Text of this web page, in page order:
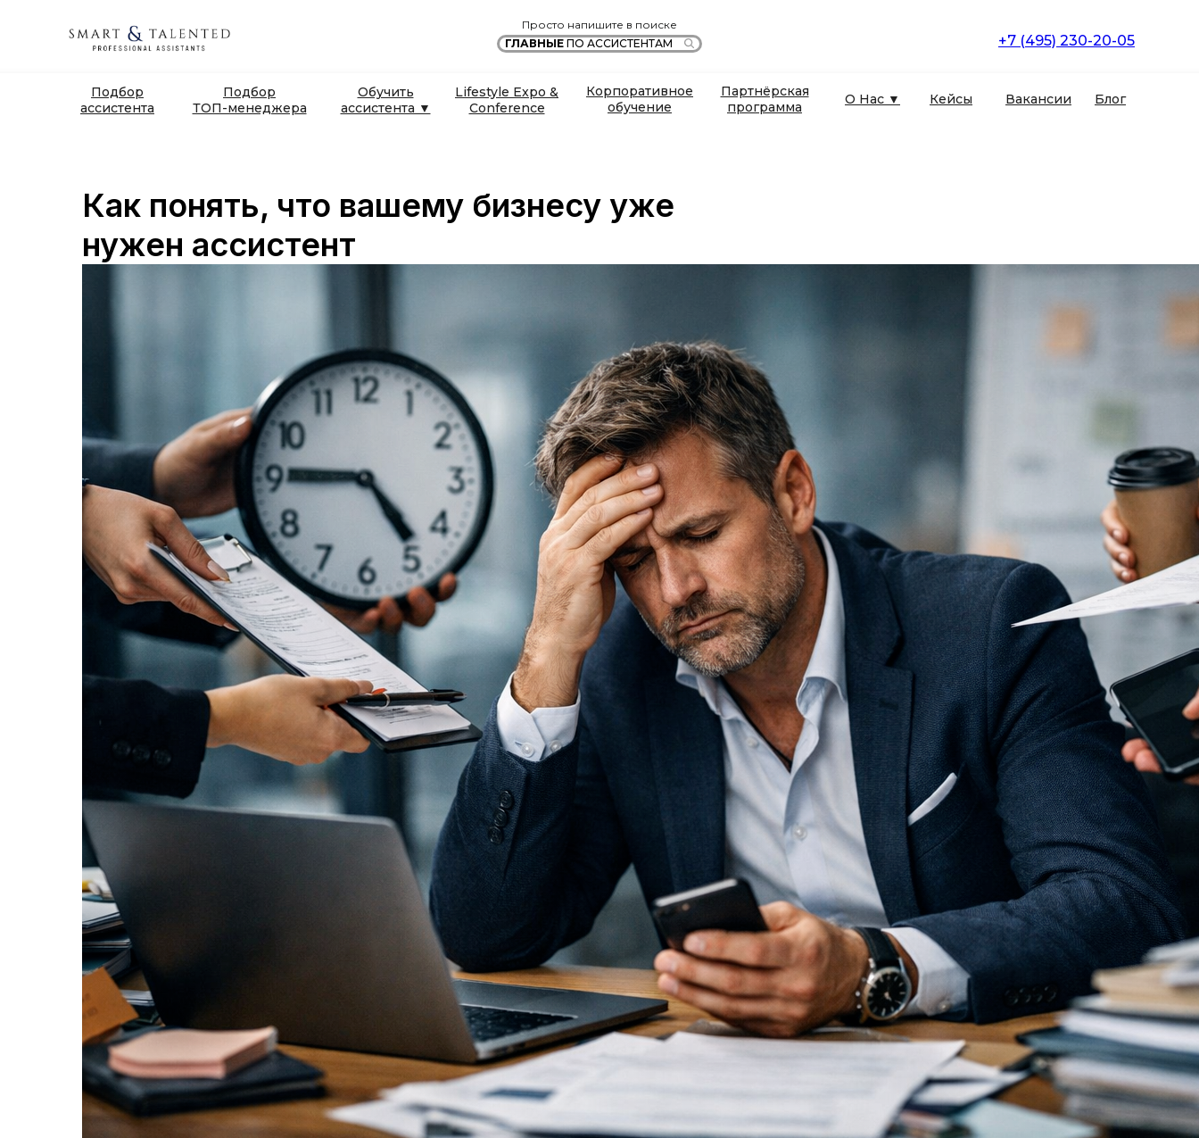
+7 (495) 230-20-05
Подбор
ассистента
Корпоративное
обучение
О Нас ▼ Кейсы
Обучить
ассистента ▼
Партнёрская
программа
Вакансии Блог
Просто напишите в поиске
ГЛАВНЫЕ ПО АССИСТЕНТАМ
Подбор
ТОП-менеджера
Lifestyle Expo &
Conference
Как понять, что вашему бизнесу уже
нужен ассистент